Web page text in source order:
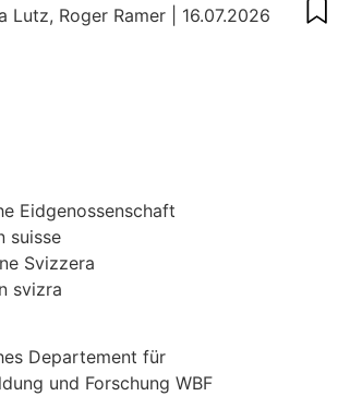
Lutz, Roger Ramer | 16.07.2026
Eidgenossenschaft
suisse
Svizzera
svizra
Departement für
und Forschung WBF